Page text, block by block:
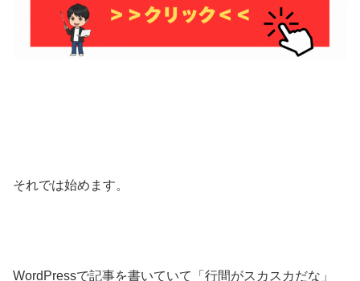
それでは始めます。
WordPressで記事を書いていて「行間がスカスカだな」